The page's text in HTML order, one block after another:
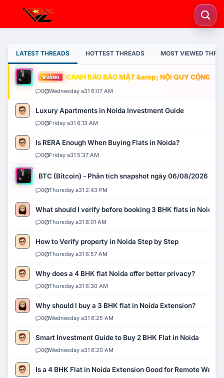
LATEST THREADS HOTTEST THREADS MOST VIEWED
VÀNG CẢNH BÁO BẢO MẬT &amp; NỘI QUY CỘNG
0 Wednesday a31 6:07 AM
Luxury Apartments in Noida Investment Guide
0 Friday a31 6:13 AM
Is RERA Enough When Buying Flats in Noida?
0 Friday a31 5:37 AM
BTC (Bitcoin) - Phân tích snapshot ngày 06/08/2026
0 Thursday a31 2:43 PM
What should I verify before booking 3 BHK flats in Noida?
0 Thursday a31 8:01 AM
How to Verify property in Noida Step by Step
0 Thursday a31 6:57 AM
Why does a 4 BHK flat Noida offer better privacy?
0 Thursday a31 6:30 AM
Why should I buy a 3 BHK flat in Noida Extension?
0 Wednesday a31 6:25 AM
Smart Investment Guide to Buy 2 BHK Flat in Noida
0 Wednesday a31 6:20 AM
Is a 4 BHK Flat in Noida Extension Good for Remote Work?